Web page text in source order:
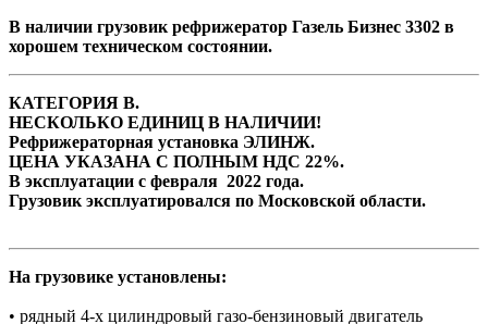
В наличии грузовик рефрижератор Газель Бизнес 3302 в
хорошем техническом состоянии.
КАТЕГОРИЯ В.
НЕСКОЛЬКО ЕДИНИЦ В НАЛИЧИИ!
Рефрижераторная установка ЭЛИНЖ.
ЦЕНА УКАЗАНА С ПОЛНЫМ НДС 22%.
В эксплуатации с февраля 2022 года.
Грузовик эксплуатировался по Московской области.
На грузовике установлены:
• рядный 4-х цилиндровый газо-бензиновый двигатель